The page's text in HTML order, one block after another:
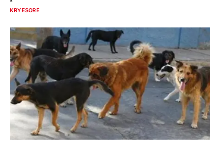
KRYESORE